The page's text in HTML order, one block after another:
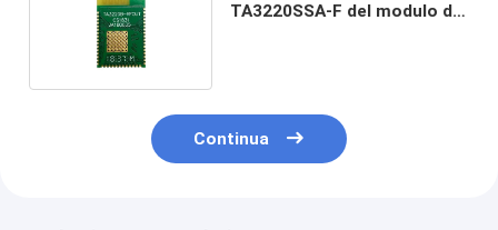
TA3220SSA-F del modulo di
Continua